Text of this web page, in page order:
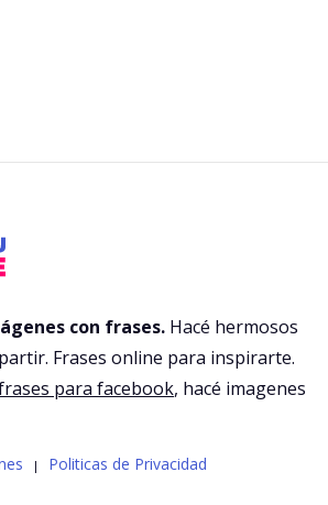
con frases. Hacé hermosos
Frases online para inspirarte.
para facebook, hacé imagenes
| Politicas de Privacidad